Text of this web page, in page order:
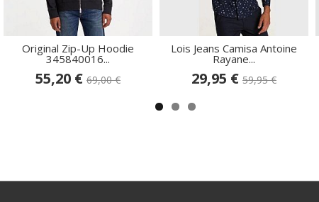
Original Zip-Up Hoodie
345840016...
55,20 € 69,00 €
Lois Jeans Camisa Antoine
Rayane...
29,95 € 59,95 €